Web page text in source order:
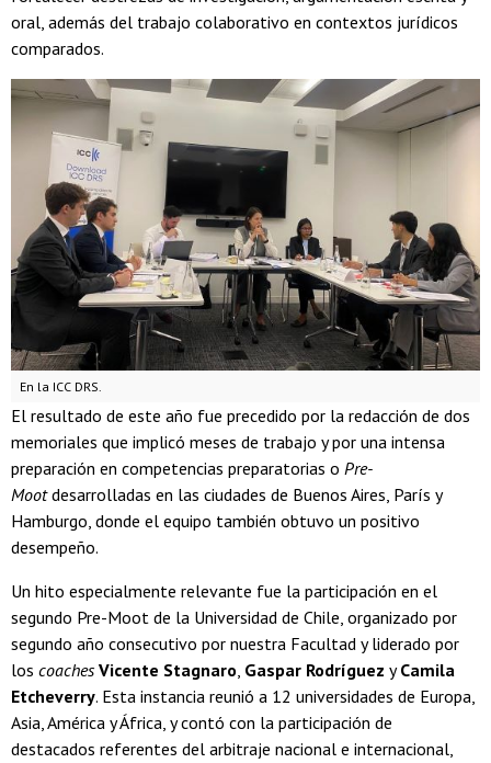
oral, además del trabajo colaborativo en contextos jurídicos
comparados.
En la ICC DRS.
El resultado de este año fue precedido por la redacción de dos
memoriales que implicó meses de trabajo y por una intensa
preparación en competencias preparatorias o Pre-
Mootdesarrolladas en las ciudades de Buenos Aires, París y
Hamburgo, donde el equipo también obtuvo un positivo
desempeño.
Un hito especialmente relevante fue la participación en el
segundo Pre-Moot de la Universidad de Chile, organizado por
segundo año consecutivo por nuestra Facultad y liderado por
los coaches Vicente Stagnaro, Gaspar Rodríguez yCamila
Etcheverry. Esta instancia reunió a 12 universidades de Europa,
Asia, América y África, y contó con la participación de
destacados referentes del arbitraje nacional e internacional,